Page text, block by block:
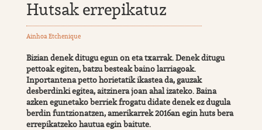
Hutsak errepikatuz
Ainhoa Etchenique
Bizian denek ditugu egun on eta txarrak. Denek ditugu
pettoak egiten, batzu besteak baino larriagoak.
Inportantena petto horietatik ikastea da, gauzak
desberdinki egitea, aitzinera joan ahal izateko. Baina
azken egunetako berriek frogatu didate denek ez dugula
berdin funtzionatzen, amerikarrek 2016an egin huts bera
errepikatzeko hautua egin baitute.